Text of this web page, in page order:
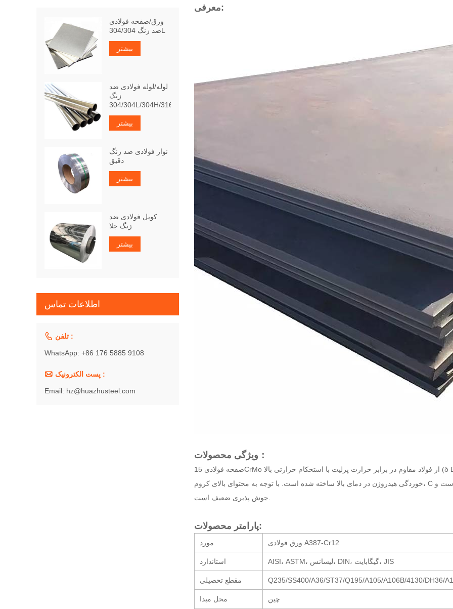
معرفی:
ویژگی محصولات：
صفحه فولادی 15CrMo از فولاد مقاوم در برابر حرارت پرلیت با استحکام حرارتی بالا (δ B≥440MPa)، مقاومت در برابر اکسیداسیون و مقاومت در برابر
خوردگی هیدروژن در دمای بالا ساخته شده است. با توجه به محتوای بالای کروم، C و سایر عناصر آلیاژی در فولاد، تمایل به سخت شدن فولاد آشکار است و
پارامتر محصولات:
مورد ورق فولادی A387-Cr12
استاندارد AISI، ASTM، لیسانس، DIN، گیگابایت، JIS
مقطع تحصیلی
محل مبدا چین
ورق/صفحه فولادی
ضد زنگ 304/304L
بیشتر
لوله/لوله فولادی ضد
زنگ
304/304L/304H/316Ti
بیشتر
نوار فولادی ضد زنگ
دقیق
بیشتر
کویل فولادی ضد
زنگ جلا
بیشتر
اطلاعات تماس
 تلفن :
WhatsApp: +86 176 5885 9108
 پست الکترونیک :
Email: hz@huazhusteel.com